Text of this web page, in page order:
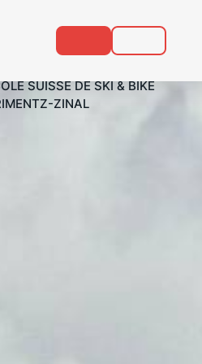
SUISSE DE SKI & BIKE
ZINAL